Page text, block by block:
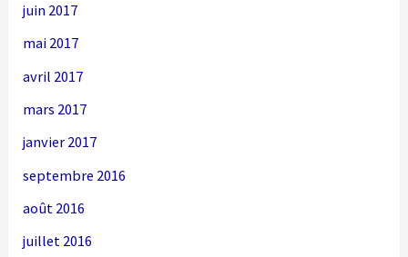
juin 2017
mai 2017
avril 2017
mars 2017
janvier 2017
septembre 2016
août 2016
juillet 2016